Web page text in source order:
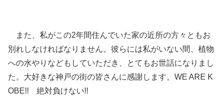
また、私がこの2年間住んでいた家の近所の方々ともお
別れしなければなりません。彼らには私がいない間、植物
への水やりなどもしていただき、とてもお世話になりまし
た。大好きな神戸の街の皆さんに感謝します。WE ARE K
OBE!! 絶対負けない!!